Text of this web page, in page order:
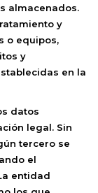
almacenados.
y
o equipos,
y
en la
datos
legal. Sin
tercero se
el
entidad